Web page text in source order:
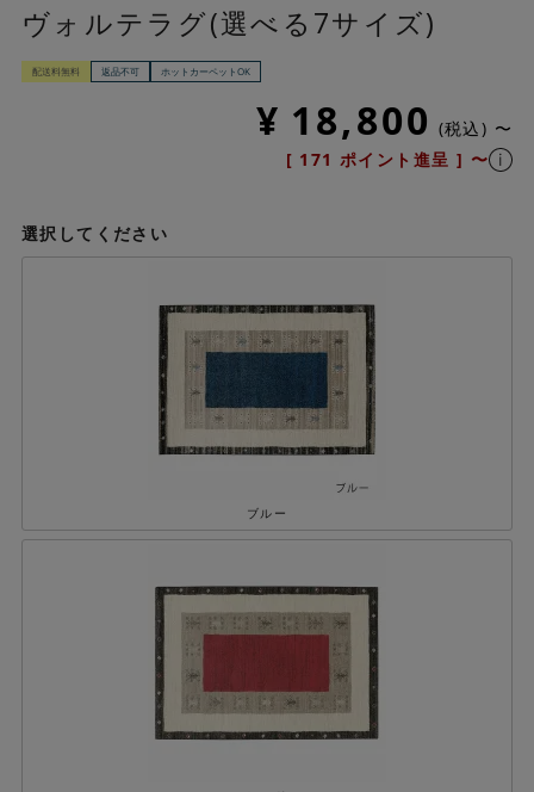
ヴォルテラグ(選べる7サイズ)
配送料無料 返品不可 ホットカーペットOK
¥ 18,800 税込
〜
[ 171 ポイント進呈 ] 〜
選択してください
ブルー